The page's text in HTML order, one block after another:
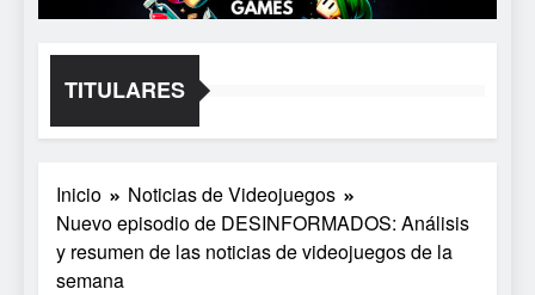
TITULARES
Inicio
Noticias de Videojuegos
Nuevo episodio de DESINFORMADOS: Análisis
y resumen de las noticias de videojuegos de la
semana